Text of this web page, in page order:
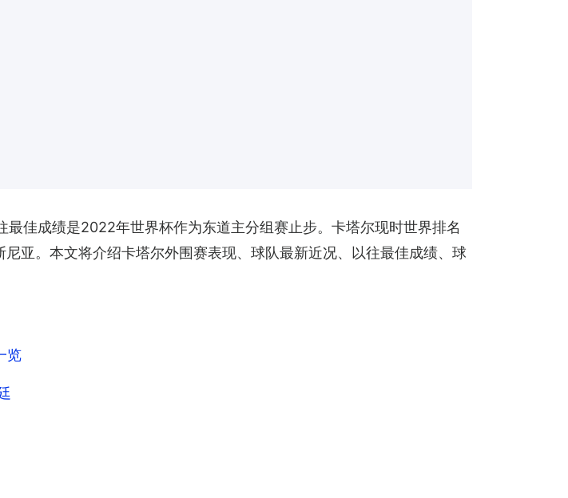
佳成绩是2022年世界杯作为东道主分组赛止步。卡塔尔现时世界排名
亚。本文将介绍卡塔尔外围赛表现、球队最新近况、以往最佳成绩、球
览